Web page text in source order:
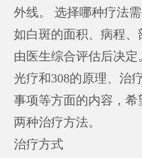
外线。 选择哪种疗法
如白斑的面积、病程、
由医生综合评估后决
光疗和308的原理、治
事项等方面的内容，
两种治疗方法。
治疗方式